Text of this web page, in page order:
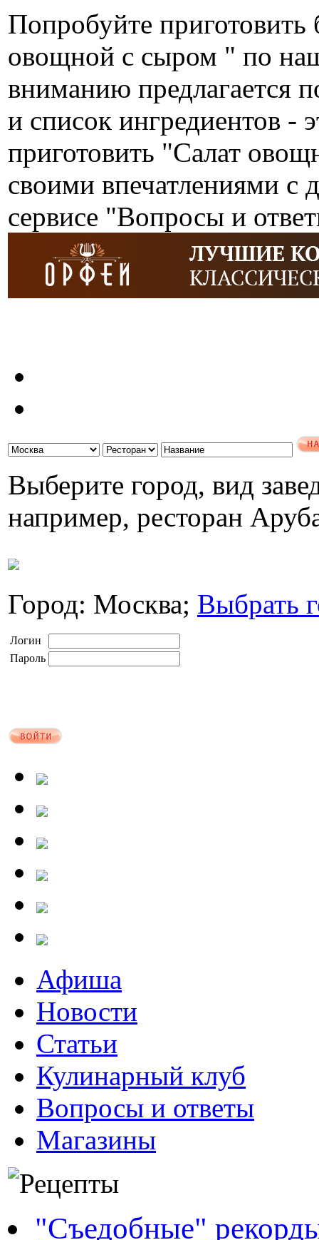
Попробуйте
овощной с сыром " по
вниманию предлагается
и список ингредиентов -
приготовить "Салат
своими впечатлениями с
сервисе "Вопросы и
Выберите город, вид
например, ресторан
Город: Москва; Выбрать
Логин
Пароль
Афиша
Новости
Статьи
Кулинарный клуб
Вопросы и ответы
Магазины
"Съедобные"